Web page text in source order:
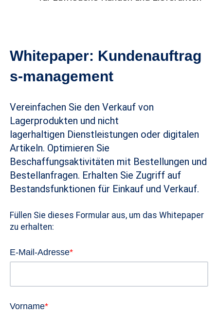
Whitepaper: Kundenauftrag
s-management
Vereinfachen Sie den Verkauf von
Lagerprodukten und nicht
lagerhaltigen Dienstleistungen oder digitalen
Artikeln. Optimieren Sie
Beschaffungsaktivitäten mit Bestellungen und
Bestellanfragen. Erhalten Sie Zugriff auf
Bestandsfunktionen für Einkauf und Verkauf.
Füllen Sie dieses Formular aus, um das Whitepaper
zu erhalten:
E-Mail-Adresse*
Vorname*